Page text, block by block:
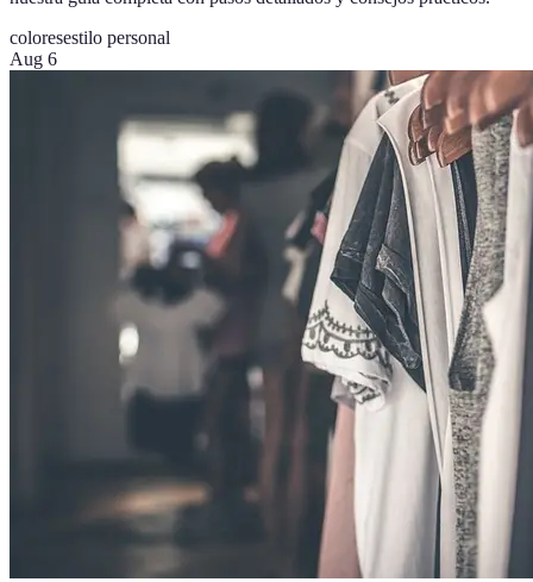
coloresestilo personal
Aug 6